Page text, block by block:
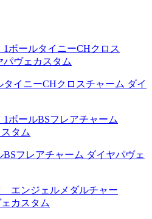
タイニーCHクロスチャーム ダイ
フレアチャーム ダイヤパヴェ